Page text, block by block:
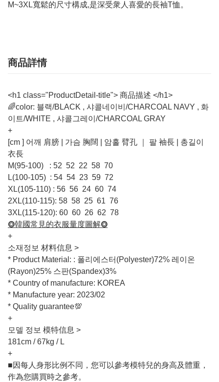
M~3XL寬鬆的尺寸構成,是深受衆人喜愛的長袖T恤。
商品詳情
<h1 class="ProductDetail-title"> 商品描述 </h1>
🌈color: 블랙/BLACK , 샤콜네이비/CHARCOAL NAVY , 화
이트/WHITE , 샤콜그레이/CHARCOAL GRAY
+
[cm ] 어깨 肩膀 | 가슴 胸闊 | 암홀 臂孔 ｜ 팔 袖長 | 총길이
衣長
M(95-100) : 52 52 22 58 70
L(100-105) : 54 54 23 59 72
XL(105-110) : 56 56 24 60 74
2XL(110-115): 58 58 25 61 76
3XL(115-120): 60 60 26 62 78
⭗韓國常見的衣服量度圖解⭗
+
소재정보 材料信息 >
* Product Material: : 폴리에스터(Polyester)72% 레이온
(Rayon)25% 스판(Spandex)3%
* Country of manufacture: KOREA
* Manufacture year: 2023/02
* Quality guarantee💯
+
모델 정보 模特信息 >
181cm / 67kg / L
+
■因每人身形比例不同，您可以參考模特兒的身高及體重，
作為您購買時之參考。